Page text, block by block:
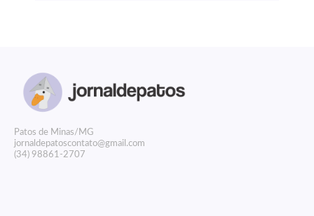
Patos de Minas/MG
jornaldepatoscontato@gmail.com
(34) 98861-2707